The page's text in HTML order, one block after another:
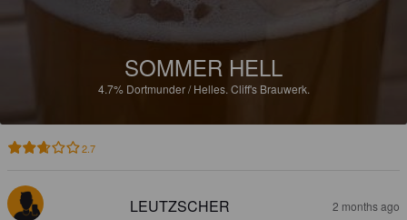
SOMMER HELL
4.7% Dortmunder / Helles. Cliff's Brauwerk.
2.7
LEUTZSCHER 2 months ago